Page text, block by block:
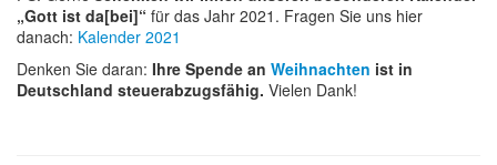
„Gott ist da[bei]“ für das Jahr 2021. Fragen Sie uns hier
danach: Kalender 2021
Denken Sie daran: Ihre Spende an Weihnachten ist in
Deutschland steuerabzugsfähig. Vielen Dank!